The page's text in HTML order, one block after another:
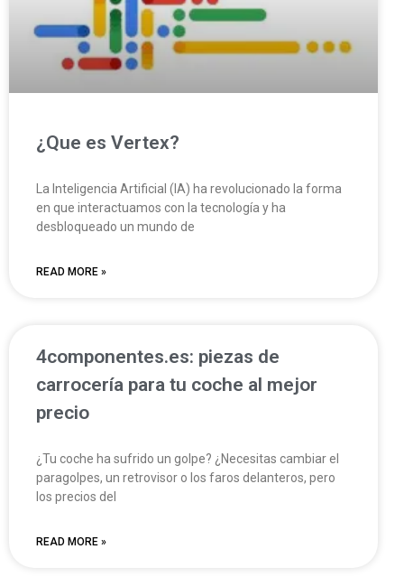
¿Que es Vertex?
La Inteligencia Artificial (IA) ha revolucionado la forma
en que interactuamos con la tecnología y ha
desbloqueado un mundo de
READ MORE »
4componentes.es: piezas de
carrocería para tu coche al mejor
precio
¿Tu coche ha sufrido un golpe? ¿Necesitas cambiar el
paragolpes, un retrovisor o los faros delanteros, pero
los precios del
READ MORE »